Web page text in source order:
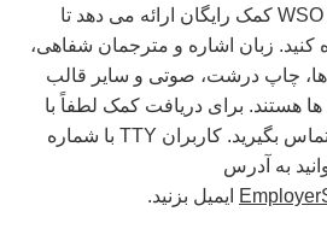
برابر است. کمک رایگان WSO کمک رایگان ارائه می دهد تا
کنید. زبان اشاره و مترجمان شفاهی،
ها، چاپ درشت، صوتی و سایر قالب
هستند. برای دریافت کمک لطفاً با
شماره 844-808-9675 تماس بگیرید. کاربران TTY با شماره
ایمیل بزنید.